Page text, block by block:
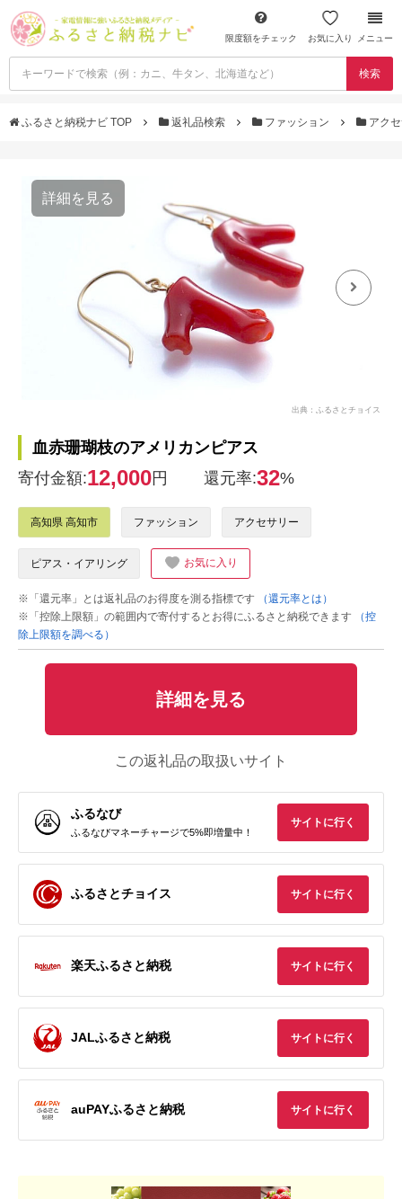
限度額をチェック お気に入り メニュー
検索
ふるさと納税ナビ TOP 返礼品検索 ファッション アク
詳細を見る
出典：ふるさとチョイス
血赤珊瑚枝のアメリカンピアス
寄付金額:12,000円 還元率:32%
高知県 高知市 ファッション アクセサリー
ピアス・イアリング お気に入り
※「還元率」とは返礼品のお得度を測る指標です
（還元率とは）
※「控除上限額」の範囲内で寄付するとお得にふるさと納税できます
（控
除上限額を調べる）
詳細を見る
この返礼品の取扱いサイト
ふるなび
ふるなびマネーチャージで5%即増量中！
サイトに行く
ふるさとチョイス サイトに行く
楽天ふるさと納税 サイトに行く
JALふるさと納税 サイトに行く
auPAYふるさと納税 サイトに行く